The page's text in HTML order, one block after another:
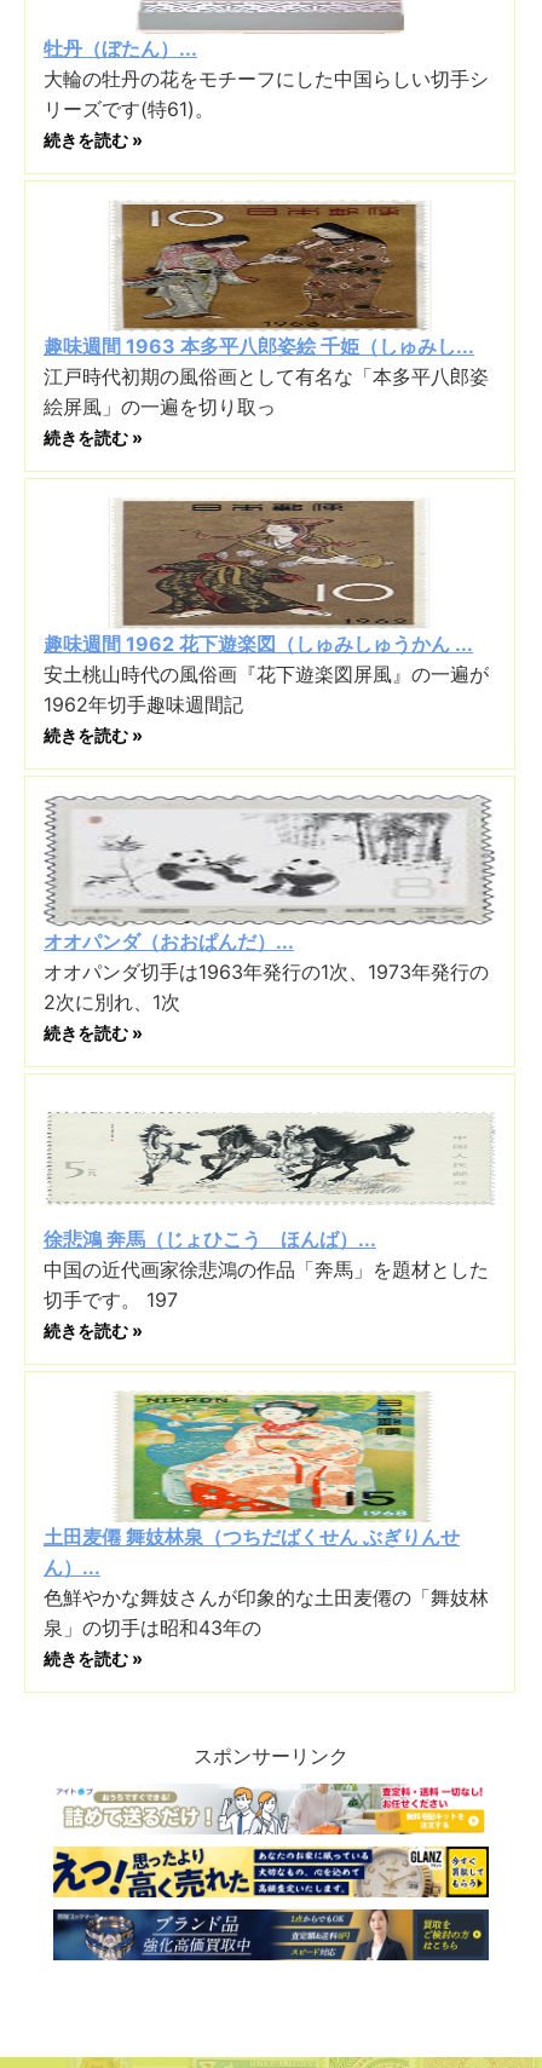
牡丹（ぼたん）...
大輪の牡丹の花をモチーフにした中国らしい切手シ
リーズです(特61)。
続きを読む »
趣味週間 1963 本多平八郎姿絵 千姫（しゅみし...
江戸時代初期の風俗画として有名な「本多平八郎姿
絵屏風」の一遍を切り取っ
続きを読む »
趣味週間 1962 花下遊楽図（しゅみしゅうかん ...
安土桃山時代の風俗画『花下遊楽図屏風』の一遍が
1962年切手趣味週間記
続きを読む »
オオパンダ（おおぱんだ）...
オオパンダ切手は1963年発行の1次、1973年発行の
2次に別れ、1次
続きを読む »
徐悲鴻 奔馬（じょひこう ほんば）...
中国の近代画家徐悲鴻の作品「奔馬」を題材とした
切手です。 197
続きを読む »
土田麦僊 舞妓林泉（つちだばくせん ぶぎりんせ
ん）...
色鮮やかな舞妓さんが印象的な土田麦僊の「舞妓林
泉」の切手は昭和43年の
続きを読む »
スポンサーリンク